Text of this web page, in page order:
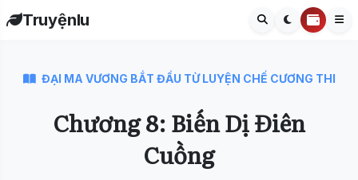
Truyệnlu
ĐẠI MA VƯƠNG BẮT ĐẦU TỪ LUYỆN CHẾ CƯƠNG THI
Chương 8: Biến Dị Điên
Cuồng